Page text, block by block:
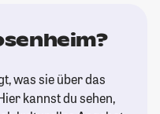
was sie über das
kannst du sehen,